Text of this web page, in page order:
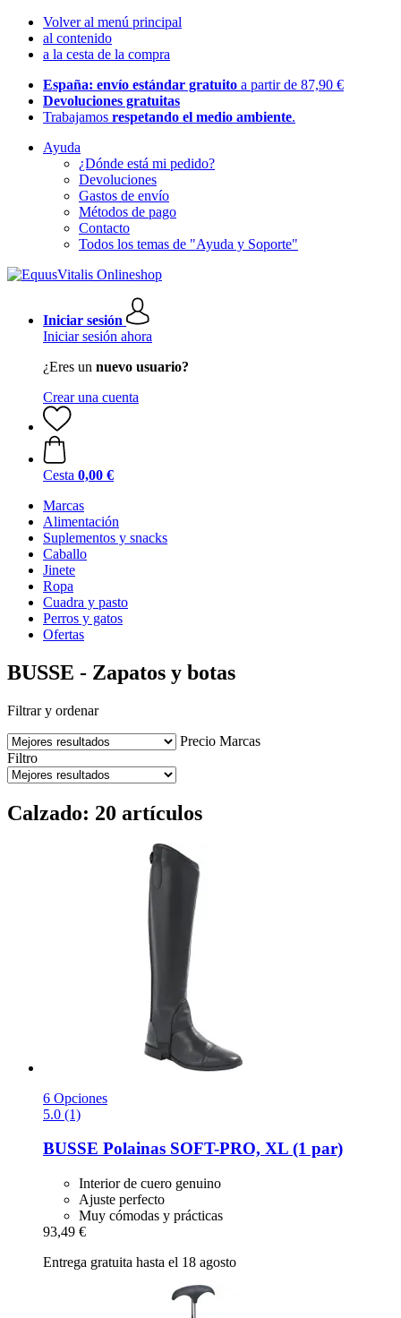
Volver al menú principal
al contenido
a la cesta de la compra
España: envío estándar gratuito a partir de 87,90 €
Devoluciones gratuitas
Trabajamos respetando el medio ambiente.
Ayuda
¿Dónde está mi pedido?
Devoluciones
Gastos de envío
Métodos de pago
Contacto
Todos los temas de "Ayuda y Soporte"
Iniciar sesión
Iniciar sesión ahora
¿Eres un nuevo usuario?
Crear una cuenta
Cesta 0,00 €
Marcas
Alimentación
Suplementos y snacks
Caballo
Jinete
Ropa
Cuadra y pasto
Perros y gatos
Ofertas
BUSSE - Zapatos y botas
Filtrar y ordenar
Precio Marcas
Filtro
Calzado: 20 artículos
6 Opciones
5.0 (1)
BUSSE Polainas SOFT-​PRO, XL (1 par)
Interior de cuero genuino
Ajuste perfecto
Muy cómodas y prácticas
93,49 €
Entrega gratuita hasta el 18 agosto